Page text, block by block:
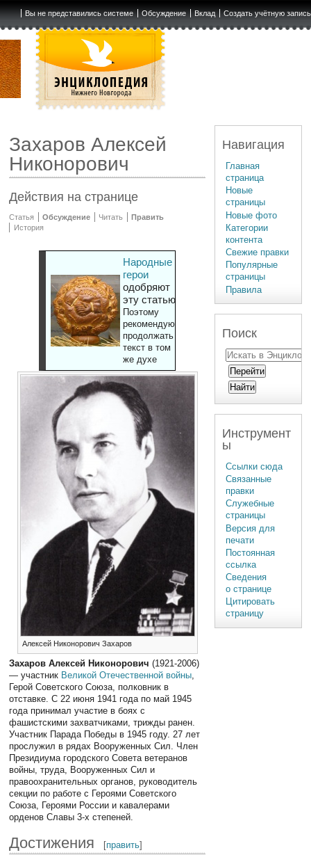
Вы не представились системе Обсуждение Вклад Создать учётную запись
Захаров Алексей
Никонорович
Действия на странице
Статья Обсуждение Читать
Править
История
Народные
герои
одобряют
эту статью
Поэтому
рекомендуют
продолжать
текст в том
же духе
Алексей Никонорович Захаров
Захаров Алексей Никонорович (1921-2006)
— участник Великой Отечественной войны,
Герой Советского Союза, полковник в
отставке. С 22 июня 1941 года по май 1945
года принимал участие в боях с
фашистскими захватчиками, трижды ранен.
Участник Парада Победы в 1945 году. 27 лет
прослужил в рядах Вооруженных Сил. Член
Президиума городского Совета ветеранов
войны, труда, Вооруженных Сил и
правоохранительных органов, руководитель
секции по работе с Героями Советского
Союза, Героями России и кавалерами
орденов Славы 3-х степеней.
Достижения [править]
Навигация
Главная
страница
Новые
страницы
Новые фото
Категории
контента
Свежие правки
Популярные
страницы
Правила
Поиск
Инструмент
ы
Ссылки сюда
Связанные
правки
Служебные
страницы
Версия для
печати
Постоянная
ссылка
Сведения
о странице
Цитировать
страницу